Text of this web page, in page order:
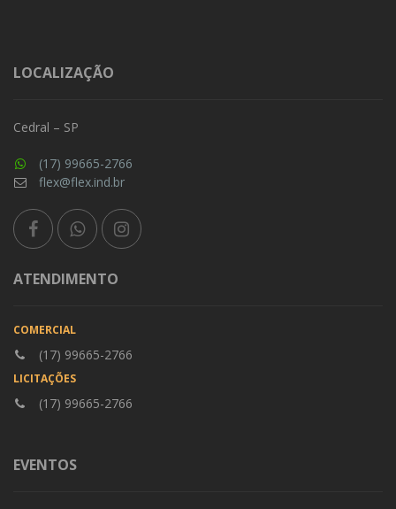
LOCALIZAÇÃO
Cedral – SP
(17) 99665-2766
flex@flex.ind.br
ATENDIMENTO
COMERCIAL
(17) 99665-2766
LICITAÇÕES
(17) 99665-2766
EVENTOS